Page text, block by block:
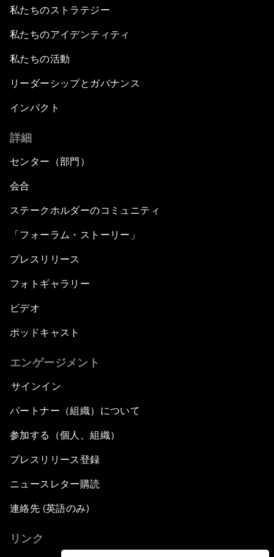
私たちのストラテジー
私たちのアイデンティティ
私たちの活動
リーダーシップとガバナンス
インパクト
詳細
センター（部門）
会合
ステークホルダーのコミュニティ
「フォーラム・ストーリー」
プレスリリース
フォトギャラリー
ビデオ
ポッドキャスト
エンゲージメント
サインイン
パートナー（組織）について
参加する（個人、組織）
プレスリリース登録
ニュースレター購読
連絡先 (英語のみ)
リンク